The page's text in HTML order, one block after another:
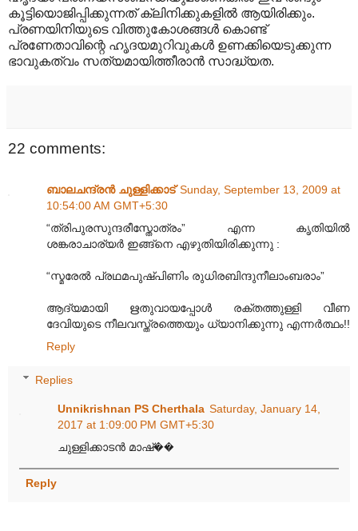
കൂട്ടിയൊജിപ്പിക്കുന്നത് ക്ലിനിക്കുകളിൽ ആയിരിക്കും.
പ്രണയിനിയുടെ വിത്തുകോശങ്ങൾ കൊണ്ട്
പ്രണേതാവിന്റെ ഹൃദയമുറിവുകൾ ഉണക്കിയെടുക്കുന്ന
ഭാവുകത്വം സത്യമായിത്തീരാൻ സാദ്ധ്യത.
22 comments:
ബാലചന്ദ്രൻ ചുള്ളിക്കാട് Sunday, September 13, 2009 at
10:54:00 AM GMT+5:30
“ത്രിപുരസുന്ദരീസ്തോത്രം” എന്ന കൃതിയിൽ
ശങ്കരാചാര്യർ ഇങ്ങ്നെ എഴുതിയിരിക്കുന്നു :
“സ്മരേൽ പ്രഥമപുഷ്പിണിം രുധിരബിന്ദുനീലാംബരാം”
ആദ്യമായി ഋതുവായപ്പോൾ രക്തത്തുള്ളി വീണ
ദേവിയുടെ നീലവസ്ത്രത്തെയും ധ്യാനിക്കുന്നു എന്നർത്ഥം!!
Reply
Replies
Unnikrishnan PS Cherthala Saturday, January 14,
2017 at 1:09:00 PM GMT+5:30
ചുള്ളിക്കാടൻ മാഷ്��
Reply